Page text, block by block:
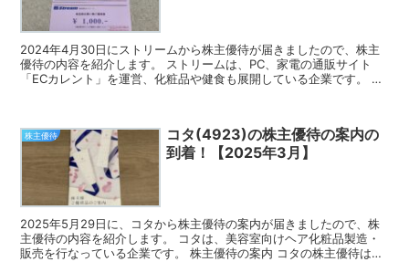
2024年4月30日にストリームから株主優待が届きましたので、株主
優待の内容を紹介します。 ストリームは、PC、家電の通販サイト
「ECカレント」を運営、化粧品や健食も展開している企業です。 今
株主優待
コタ(4923)の株主優待の案内の
到着！【2025年3月】
2025年5月29日に、コタから株主優待の案内が届きましたので、株
主優待の内容を紹介します。 コタは、美容室向けヘア化粧品製造・
販売を行なっている企業です。 株主優待の案内 コタの株主優待は、